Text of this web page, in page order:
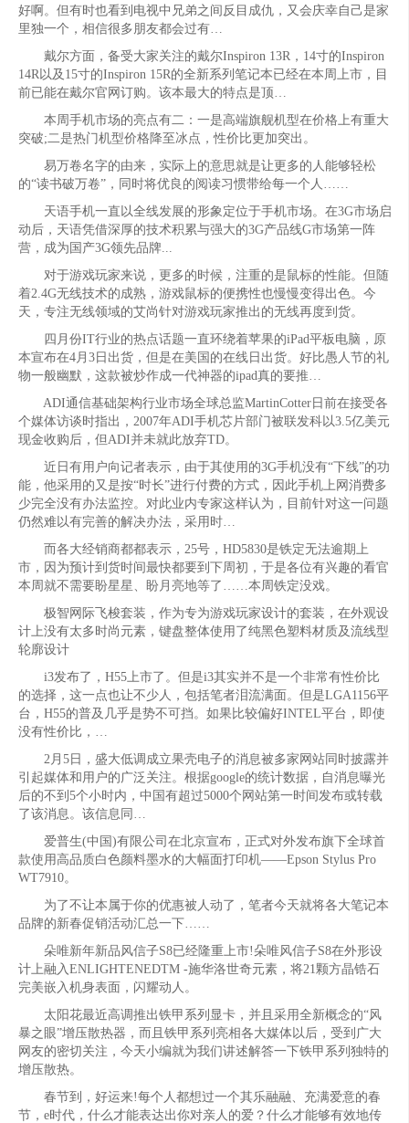
好啊。但有时也看到电视中兄弟之间反目成仇，又会庆幸自己是家
里独一个，相信很多朋友都会过有…
戴尔方面，备受大家关注的戴尔Inspiron 13R，14寸的Inspiron
14R以及15寸的Inspiron 15R的全新系列笔记本已经在本周上市，目
前已能在戴尔官网订购。该本最大的特点是顶…
本周手机市场的亮点有二：一是高端旗舰机型在价格上有重大
突破;二是热门机型价格降至冰点，性价比更加突出。
易万卷名字的由来，实际上的意思就是让更多的人能够轻松
的“读书破万卷”，同时将优良的阅读习惯带给每一个人……
天语手机一直以全线发展的形象定位于手机市场。在3G市场启
动后，天语凭借深厚的技术积累与强大的3G产品线G市场第一阵
营，成为国产3G领先品牌...
对于游戏玩家来说，更多的时候，注重的是鼠标的性能。但随
着2.4G无线技术的成熟，游戏鼠标的便携性也慢慢变得出色。今
天，专注无线领域的艾尚针对游戏玩家推出的无线再度到货。
四月份IT行业的热点话题一直环绕着苹果的iPad平板电脑，原
本宣布在4月3日出货，但是在美国的在线日出货。好比愚人节的礼
物一般幽默，这款被炒作成一代神器的ipad真的要推…
ADI通信基础架构行业市场全球总监MartinCotter日前在接受各
个媒体访谈时指出，2007年ADI手机芯片部门被联发科以3.5亿美元
现金收购后，但ADI并未就此放弃TD。
近日有用户向记者表示，由于其使用的3G手机没有“下线”的功
能，他采用的又是按“时长”进行付费的方式，因此手机上网消费多
少完全没有办法监控。对此业内专家这样认为，目前针对这一问题
仍然难以有完善的解决办法，采用时…
而各大经销商都都表示，25号，HD5830是铁定无法逾期上
市，因为预计到货时间最快都要到下周初，于是各位有兴趣的看官
本周就不需要盼星星、盼月亮地等了……本周铁定没戏。
极智网际飞梭套装，作为专为游戏玩家设计的套装，在外观设
计上没有太多时尚元素，键盘整体使用了纯黑色塑料材质及流线型
轮廓设计
i3发布了，H55上市了。但是i3其实并不是一个非常有性价比
的选择，这一点也让不少人，包括笔者泪流满面。但是LGA1156平
台，H55的普及几乎是势不可挡。如果比较偏好INTEL平台，即使
没有性价比，…
2月5日，盛大低调成立果壳电子的消息被多家网站同时披露并
引起媒体和用户的广泛关注。根据google的统计数据，自消息曝光
后的不到5个小时内，中国有超过5000个网站第一时间发布或转载
了该消息。该信息同…
爱普生(中国)有限公司在北京宣布，正式对外发布旗下全球首
款使用高品质白色颜料墨水的大幅面打印机——Epson Stylus Pro
WT7910。
为了不让本属于你的优惠被人动了，笔者今天就将各大笔记本
品牌的新春促销活动汇总一下……
朵唯新年新品风信子S8已经隆重上市!朵唯风信子S8在外形设
计上融入ENLIGHTENEDTM -施华洛世奇元素，将21颗方晶锆石
完美嵌入机身表面，闪耀动人。
太阳花最近高调推出铁甲系列显卡，并且采用全新概念的“风
暴之眼”增压散热器，而且铁甲系列亮相各大媒体以后，受到广大
网友的密切关注，今天小编就为我们讲述解答一下铁甲系列独特的
增压散热。
春节到，好运来!每个人都想过一个其乐融融、充满爱意的春
节，e时代，什么才能表达出你对亲人的爱？什么才能够有效地传